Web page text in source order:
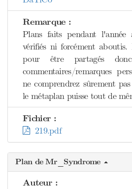
Remarque :
Plans faits pendant
vérifiés ni forcément
pour être partagés
commentaires/remarques
ne comprendrez sûrement
le métaplan puisse tout de
Fichier :
219.pdf
Plan de Mr_Syndrome
Auteur :